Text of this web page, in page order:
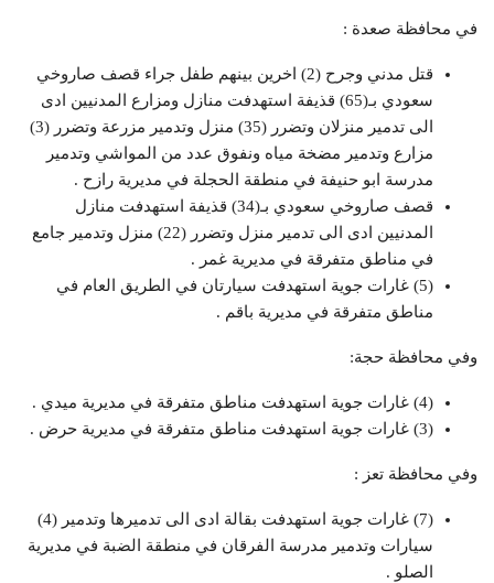
في محافظة صعدة :
قتل مدني وجرح (2) اخرين بينهم طفل جراء قصف صاروخي
سعودي بـ(65) قذيفة استهدفت منازل ومزارع المدنيين ادى
الى تدمير منزلان وتضرر (35) منزل وتدمير مزرعة وتضرر (3)
مزارع وتدمير مضخة مياه ونفوق عدد من المواشي وتدمير
مدرسة ابو حنيفة في منطقة الحجلة في مديرية رازح .
قصف صاروخي سعودي بـ(34) قذيفة استهدفت منازل
المدنيين ادى الى تدمير منزل وتضرر (22) منزل وتدمير جامع
في مناطق متفرقة في مديرية غمر .
(5) غارات جوية استهدفت سيارتان في الطريق العام في
مناطق متفرقة في مديرية باقم .
وفي محافظة حجة:
(4) غارات جوية استهدفت مناطق متفرقة في مديرية ميدي .
(3) غارات جوية استهدفت مناطق متفرقة في مديرية حرض .
وفي محافظة تعز :
(7) غارات جوية استهدفت بقالة ادى الى تدميرها وتدمير (4)
سيارات وتدمير مدرسة الفرقان في منطقة الضبة في مديرية
الصلو .